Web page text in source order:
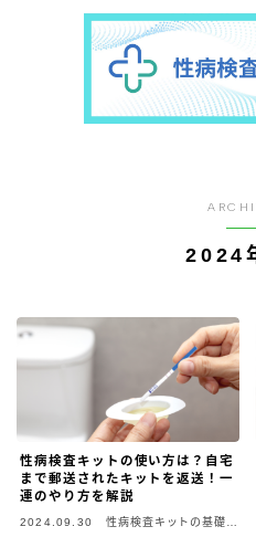
2024
性病検査キットの使い方は？自宅
まで郵送されたキットを返送！一
連のやり方を解説
2024.09.30
性病検査キットの基礎知